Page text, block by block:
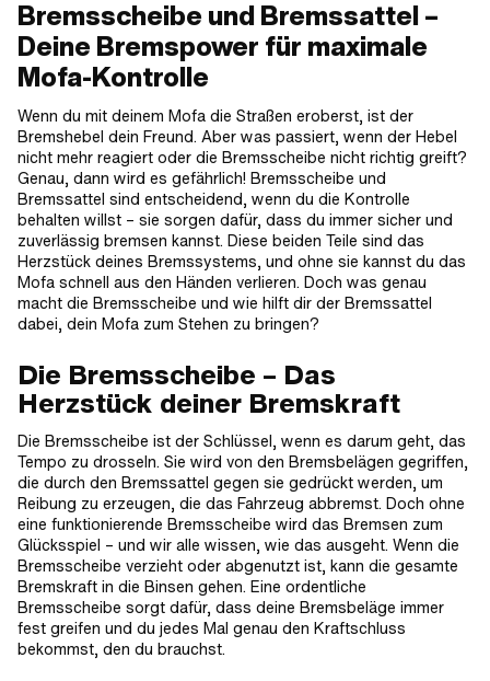
Bremsscheibe und Bremssattel –
Deine Bremspower für maximale
Mofa-Kontrolle
Wenn du mit deinem Mofa die Straßen eroberst, ist der
Bremshebel dein Freund. Aber was passiert, wenn der Hebel
nicht mehr reagiert oder die Bremsscheibe nicht richtig greift?
Genau, dann wird es gefährlich! Bremsscheibe und
Bremssattel sind entscheidend, wenn du die Kontrolle
behalten willst – sie sorgen dafür, dass du immer sicher und
zuverlässig bremsen kannst. Diese beiden Teile sind das
Herzstück deines Bremssystems, und ohne sie kannst du das
Mofa schnell aus den Händen verlieren. Doch was genau
macht die Bremsscheibe und wie hilft dir der Bremssattel
dabei, dein Mofa zum Stehen zu bringen?
Die Bremsscheibe – Das
Herzstück deiner Bremskraft
Die Bremsscheibe ist der Schlüssel, wenn es darum geht, das
Tempo zu drosseln. Sie wird von den Bremsbelägen gegriffen,
die durch den Bremssattel gegen sie gedrückt werden, um
Reibung zu erzeugen, die das Fahrzeug abbremst. Doch ohne
eine funktionierende Bremsscheibe wird das Bremsen zum
Glücksspiel – und wir alle wissen, wie das ausgeht. Wenn die
Bremsscheibe verzieht oder abgenutzt ist, kann die gesamte
Bremskraft in die Binsen gehen. Eine ordentliche
Bremsscheibe sorgt dafür, dass deine Bremsbeläge immer
fest greifen und du jedes Mal genau den Kraftschluss
bekommst, den du brauchst.